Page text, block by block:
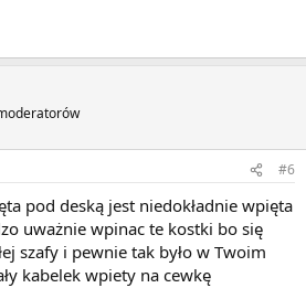
#6
pod deską jest niedokładnie wpięta
uważnie wpinac te kostki bo się
szafy i pewnie tak było w Twoim
kabelek wpiety na cewkę